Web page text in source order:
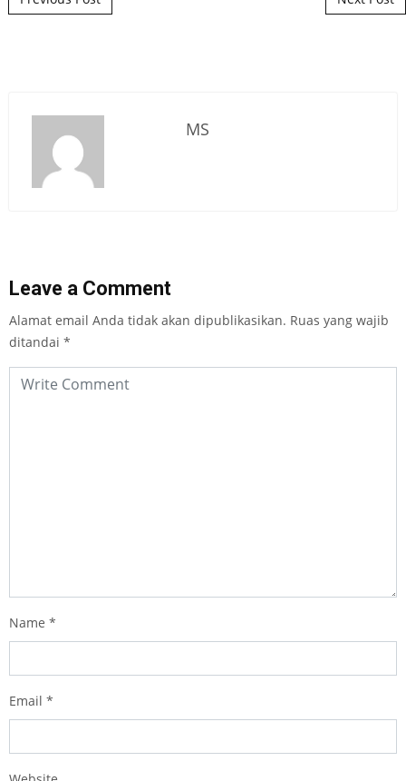
MS
Leave a Comment
Alamat email Anda tidak akan dipublikasikan. Ruas yang wajib
ditandai *
Name *
Email *